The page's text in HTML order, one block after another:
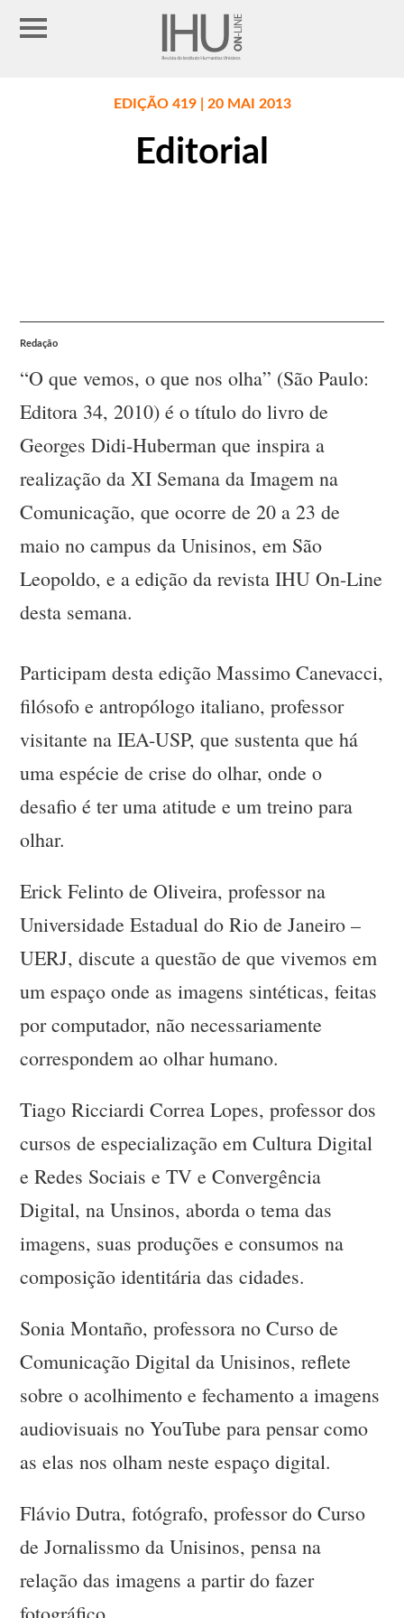
EDIÇÃO 419 | 20 MAI 2013
Editorial
Redação
“O que vemos, o que nos olha” (São Paulo:
Editora 34, 2010) é o título do livro de
Georges Didi-Huberman que inspira a
realização da XI Semana da Imagem na
Comunicação, que ocorre de 20 a 23 de
maio no campus da Unisinos, em São
Leopoldo, e a edição da revista IHU On-Line
desta semana.
Participam desta edição Massimo Canevacci,
filósofo e antropólogo italiano, professor
visitante na IEA-USP, que sustenta que há
uma espécie de crise do olhar, onde o
desafio é ter uma atitude e um treino para
olhar.
Erick Felinto de Oliveira, professor na
Universidade Estadual do Rio de Janeiro –
UERJ, discute a questão de que vivemos em
um espaço onde as imagens sintéticas, feitas
por computador, não necessariamente
correspondem ao olhar humano.
Tiago Ricciardi Correa Lopes, professor dos
cursos de especialização em Cultura Digital
e Redes Sociais e TV e Convergência
Digital, na Unsinos, aborda o tema das
imagens, suas produções e consumos na
composição identitária das cidades.
Sonia Montaño, professora no Curso de
Comunicação Digital da Unisinos, reflete
sobre o acolhimento e fechamento a imagens
audiovisuais no YouTube para pensar como
as elas nos olham neste espaço digital.
Flávio Dutra, fotógrafo, professor do Curso
de Jornalissmo da Unisinos, pensa na
relação das imagens a partir do fazer